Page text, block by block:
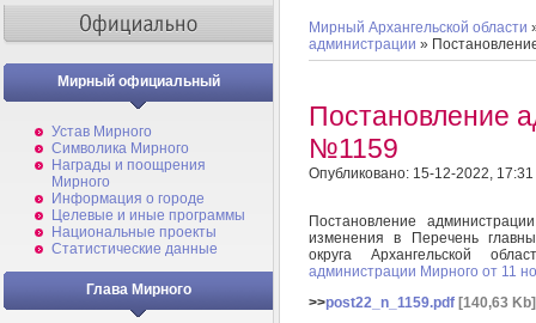
Мирный официальный
Устав Мирного
Символика Мирного
Награды и поощрения
Мирного
Информация о городе
Целевые и иные программы
Национальные проекты
Статистические данные
Глава Мирного
Мирный Архангельской области
администрации »
Постановление
№1159
Опубликовано: 15-12-2022, 17:31
Постановление
изменения в Перечень
округа Архангельской
администрации Мирного от 11
>>post22_n_1159.pdf [140,63 Kb]